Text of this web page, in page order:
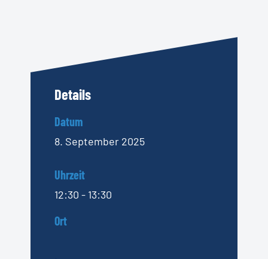
Details
Datum
8. September 2025
Uhrzeit
12:30 - 13:30
Ort